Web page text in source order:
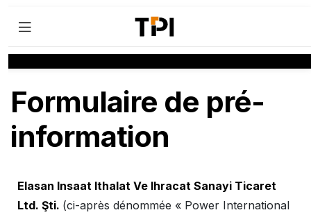
Formulaire de pré-
information
Elasan Insaat Ithalat Ve Ihracat Sanayi Ticaret
Ltd. Şti. (ci-après dénommée « Power International